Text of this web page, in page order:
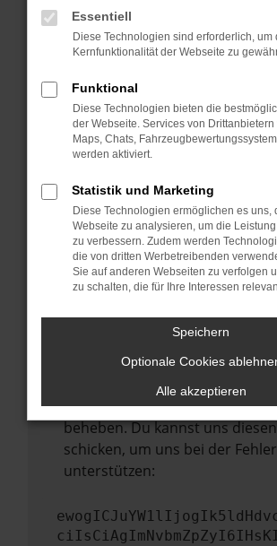
können das Laden bestimmter
verhindern. Funktioniert die
anderen Browser oder in
Fenster?
Starte dein Gerät neu.
Das kann manchmal helfen,
vorübergehende Probleme zu
Stelle sicher, dass dein
Betriebssystem auf dem
sind.
Veraltete Software birgt nicht
Sicherheitsrisiko, sondern
führen, dass bestimmte
mehr unterstützt werden.
Wende dich an den
Wenn du alle oben genannten
versucht hast, kontaktiere uns
werden versuchen, das
beheben. Du kannst uns
schicken, um uns bei der
unterstützen:
Essentiell
Diese Technologien sind erforderlich, um
Kernfunktionalität der Webseite zu
Funktional
Diese Technologien bieten die
der Webseite. Services von
Maps, Chats,
werden aktiviert.
Statistik und Marketing
Diese Technologien ermöglichen es uns,
Webseite zu analysieren, um die
zu verbessern. Zudem werden
die von dritten Werbetreibenden
Sie auf anderen Webseiten zu verfolgen
zu schalten, die für Ihre Interessen
Speichern
Optionale Cookies
Alle akzeptieren